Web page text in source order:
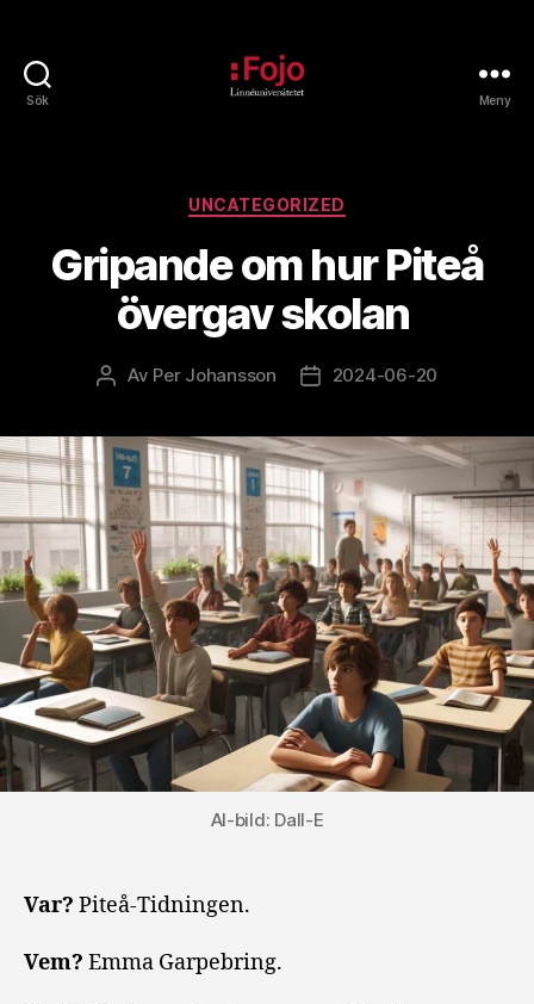
Sök Meny
Kategorier
UNCATEGORIZED
Gripande om hur Piteå
övergav skolan
Inläggsförfattare
Av Per Johansson Inläggsdatum
2024-06-20
AI-bild: Dall-E
Var? Piteå-Tidningen.
Vem? Emma Garpebring.